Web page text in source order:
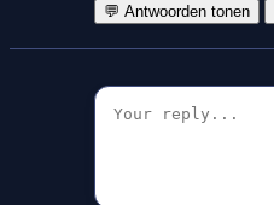
💬 Antwoorden tonen